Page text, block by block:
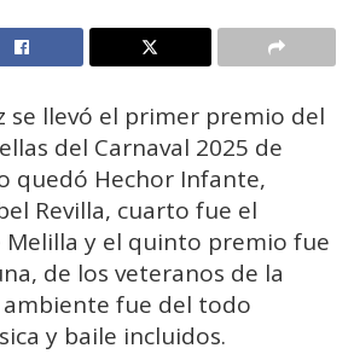
se llevó el primer premio del
del Carnaval 2025 de
quedó Hechor Infante,
Revilla, cuarto fue el
Melilla y el quinto premio fue
de los veteranos de la
ambiente fue del todo
y baile incluidos.